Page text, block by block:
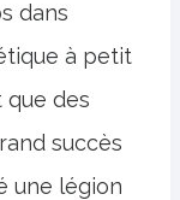
dans
à petit
des
succès
une légion